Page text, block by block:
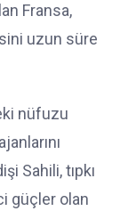
Fransa,
uzun süre
nüfuzu
Sahili, tıpkı
güçler olan